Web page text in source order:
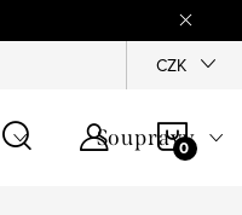
Jak
CZK
Soupravy